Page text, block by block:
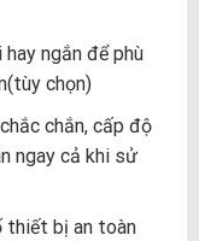
ngắn để phù
chọn)
chắn, cấp độ
ngay cả khi sử
thiết bị an toàn